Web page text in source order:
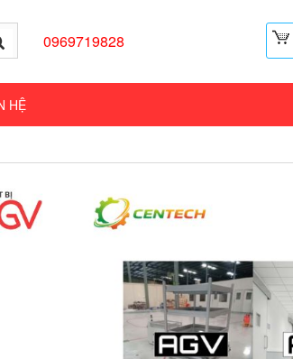
0969719828
HỆ